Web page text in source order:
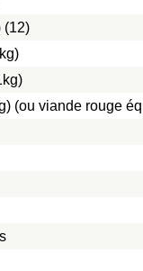
(12)
(ou viande rouge